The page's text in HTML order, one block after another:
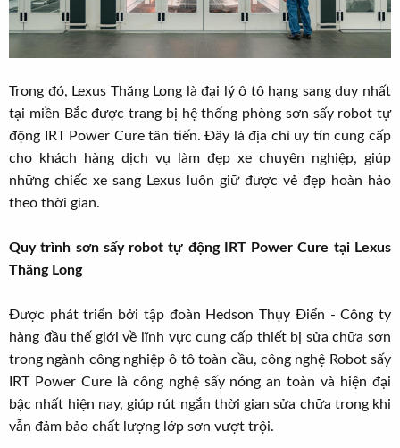
Trong đó, Lexus Thăng Long là đại lý ô tô hạng sang duy nhất
tại miền Bắc được trang bị hệ thống phòng sơn sấy robot tự
động IRT Power Cure tân tiến. Đây là địa chỉ uy tín cung cấp
cho khách hàng dịch vụ làm đẹp xe chuyên nghiệp, giúp
những chiếc xe sang Lexus luôn giữ được vẻ đẹp hoàn hảo
theo thời gian.
Quy trình sơn sấy robot tự động IRT Power Cure tại Lexus
Thăng Long
Được phát triển bởi tập đoàn Hedson Thụy Điển - Công ty
hàng đầu thế giới về lĩnh vực cung cấp thiết bị sửa chữa sơn
trong ngành công nghiệp ô tô toàn cầu, công nghệ Robot sấy
IRT Power Cure là công nghệ sấy nóng an toàn và hiện đại
bậc nhất hiện nay, giúp rút ngắn thời gian sửa chữa trong khi
vẫn đảm bảo chất lượng lớp sơn vượt trội.